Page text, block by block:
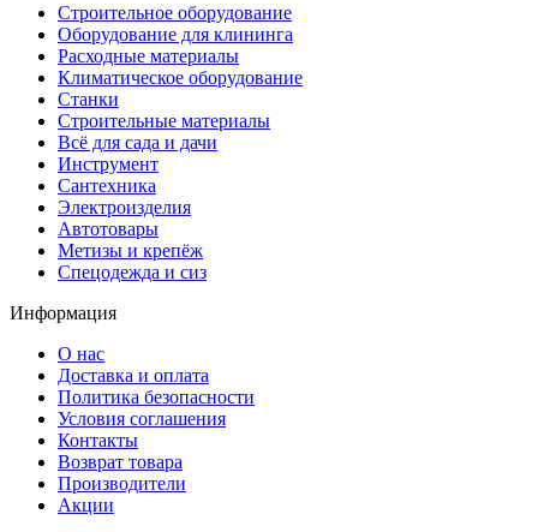
Строительное оборудование
Оборудование для клининга
Расходные материалы
Климатическое оборудование
Станки
Строительные материалы
Всё для сада и дачи
Инструмент
Сантехника
Электроизделия
Автотовары
Метизы и крепёж
Спецодежда и сиз
Информация
О нас
Доставка и оплата
Политика безопасности
Условия соглашения
Контакты
Возврат товара
Производители
Акции